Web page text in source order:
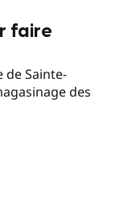
faire
de Sainte-
des